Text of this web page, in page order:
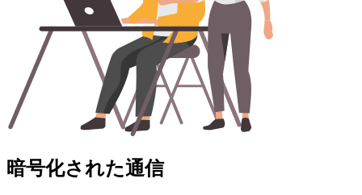
暗号化された通信